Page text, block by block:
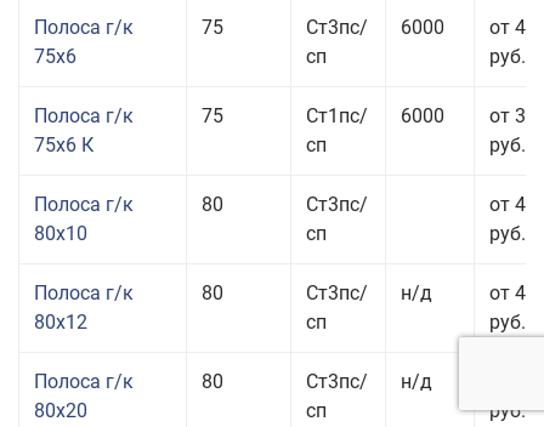
Полоса г/к
75x6
75
Ст3пс/
сп
6000
от 42
руб.
Полоса г/к
75x6 К
75
Ст1пс/
сп
6000
от 35
руб.
Полоса г/к
80x10
80
Ст3пс/
сп
от 43
руб.
Полоса г/к
80x12
80
Ст3пс/
сп
н/д
от 45
руб.
Полоса г/к
80x20
80
Ст3пс/
сп
н/д
руб.